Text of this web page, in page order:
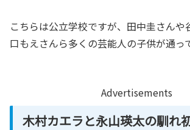
こちらは公立学校ですが、田中圭さんや
口もえさんら多くの芸能人の子供が通っ
Advertisements
木村カエラと永山瑛太の馴れ